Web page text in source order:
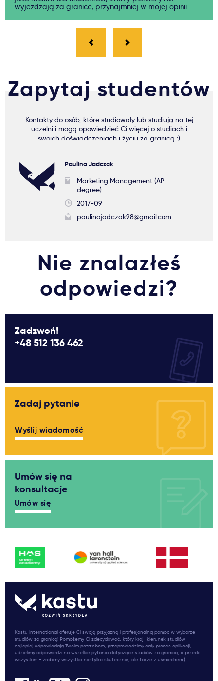
wyjeżdżają za granice, przynajmniej w mojej opinii....
Zapytaj studentów
Kontakty do osób, które studiowały lub studiują na tej
uczelni i mogą opowiedzieć Ci więcej o studiach i
swoich doświadczeniach i życiu za granicą :)
Paulina Jadczak
Marketing Management (AP
degree)
2017-09
paulinajadczak98@gmail.com
Nie znalazłeś
odpowiedzi?
Zadzwoń!
+48 512 136 462
Zadaj pytanie
Wyślij wiadomość
Umów się na
konsultacje
Umów się
Kastu International oferuje Ci swoją przyjazną i profesjonalną pomoc w wyborze
studiów za granicą! Pomożemy Ci zdecydować, który kraj i kierunek studiów
najlepiej odpowiadają Twoim potrzebom, przeprowadzimy cały proces aplikacji,
udzielimy odpowiedzi na wszelkie pytania dotyczące studiów za granicą, a przede
wszystkim - zrobimy wszystko nie tylko skutecznie, ale także z uśmiechem:)